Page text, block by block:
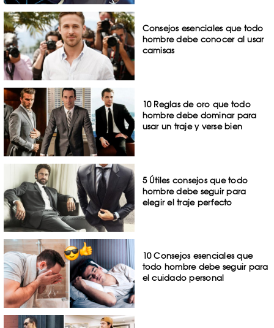
Consejos esenciales que todo
hombre debe conocer al usar
camisas
10 Reglas de oro que todo
hombre debe dominar para
usar un traje y verse bien
5 Útiles consejos que todo
hombre debe seguir para
elegir el traje perfecto
10 Consejos esenciales que
todo hombre debe seguir para
el cuidado personal